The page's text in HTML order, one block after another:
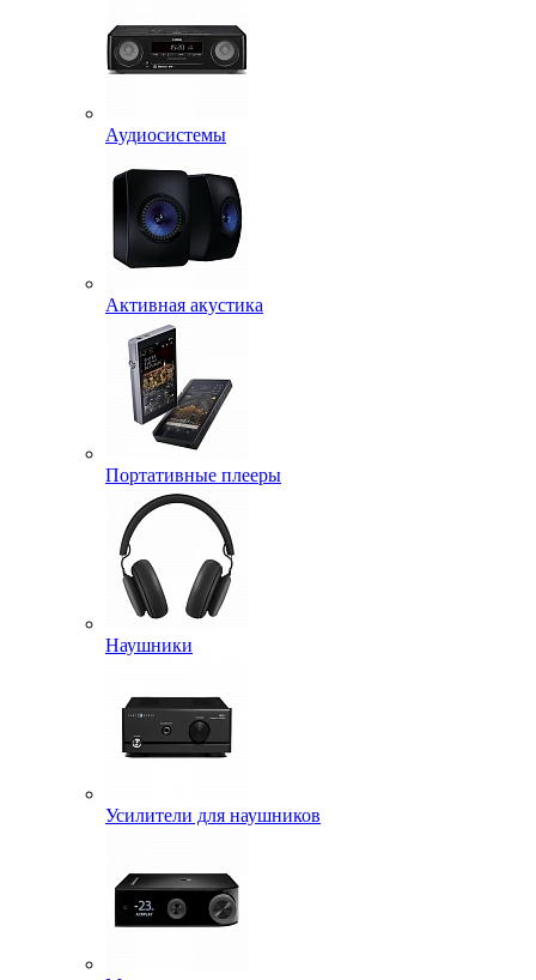
Аудиосистемы
Активная акустика
Портативные плееры
Наушники
Усилители для наушников